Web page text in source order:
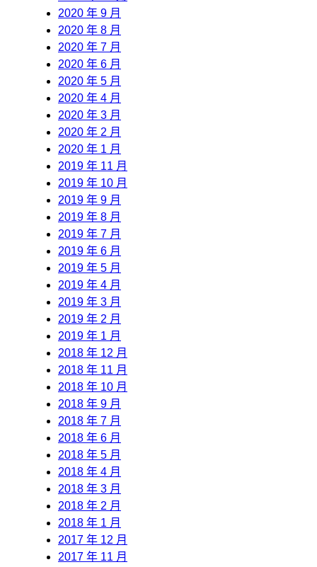
2020 年 9 月
2020 年 8 月
2020 年 7 月
2020 年 6 月
2020 年 5 月
2020 年 4 月
2020 年 3 月
2020 年 2 月
2020 年 1 月
2019 年 11 月
2019 年 10 月
2019 年 9 月
2019 年 8 月
2019 年 7 月
2019 年 6 月
2019 年 5 月
2019 年 4 月
2019 年 3 月
2019 年 2 月
2019 年 1 月
2018 年 12 月
2018 年 11 月
2018 年 10 月
2018 年 9 月
2018 年 7 月
2018 年 6 月
2018 年 5 月
2018 年 4 月
2018 年 3 月
2018 年 2 月
2018 年 1 月
2017 年 12 月
2017 年 11 月